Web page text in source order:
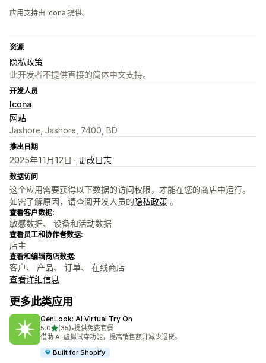
应用支持由 Icona 提供。
资源
隐私政策
此开发者不提供直接的简体中文支持。
开发人员
Icona
网站
Jashore, Jashore, 7400, BD
推出日期
2025年11月12日 · 更改日志
数据访问
这个应用需要获得以下数据的访问权限，才能在您的商店中运行。
如需了解原因，请查阅开发人员的隐私政策 。
查看客户数据:
敏感数据、 设备和活动数据
查看员工和协作者数据:
店主
查看和编辑商店数据:
客户、 产品、 订单、 在线商店
查看详细信息
更多此类应用
GenLook: AI Virtual Try On
5.0星（满分 5 星）
(35)
总共 35 条评论
•提供免费套餐
借助 AI 虚拟试穿功能，提高销售额并减少退货。
Built for Shopify